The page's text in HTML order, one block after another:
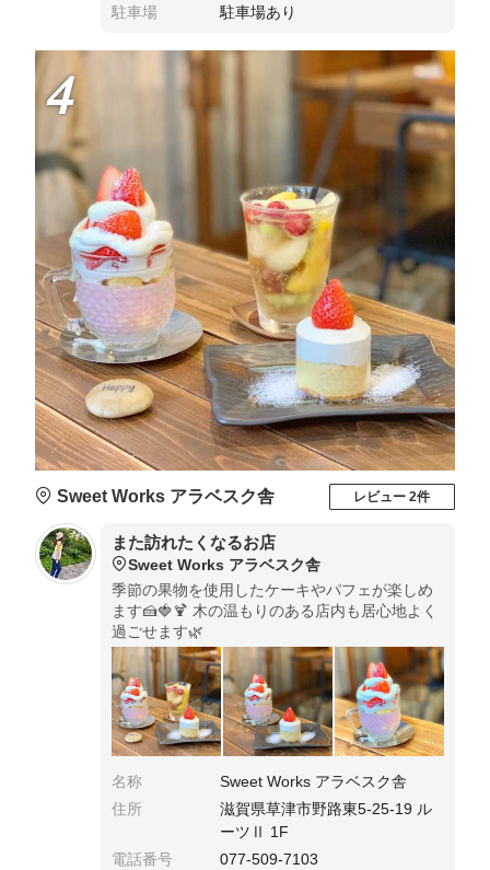
駐車場
駐車場あり
4
Sweet Works アラベスク舎 レビュー 2件
また訪れたくなるお店
Sweet Works アラベスク舎
季節の果物を使用したケーキやパフェが楽しめ
ます🍰🍓🍹 木の温もりのある店内も居心地よく
過ごせます🌿
名称
Sweet Works アラベスク舎
住所
滋賀県草津市野路東5-25-19 ル
ーツⅡ 1F
電話番号
077-509-7103